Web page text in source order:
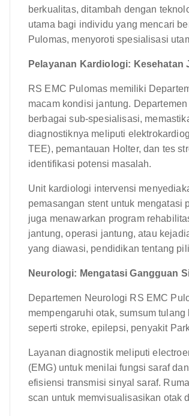
berkualitas, ditambah dengan
utama bagi individu yang mencari
Pulomas, menyoroti spesialisasi
Pelayanan Kardiologi: Kesehatan
RS EMC Pulomas memiliki
macam kondisi jantung.
berbagai sub-spesialisasi,
diagnostiknya meliputi
TEE), pemantauan Holter, dan tes
identifikasi potensi masalah.
Unit kardiologi intervensi
pemasangan stent untuk mengatasi
juga menawarkan program
jantung, operasi jantung, atau
yang diawasi, pendidikan tentang
Neurologi: Mengatasi Gangguan
Departemen Neurologi RS EMC
mempengaruhi otak, sumsum
seperti stroke, epilepsi, penyakit
Layanan diagnostik meliputi
(EMG) untuk menilai fungsi saraf
efisiensi transmisi sinyal saraf.
scan untuk memvisualisasikan otak